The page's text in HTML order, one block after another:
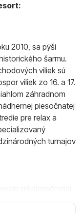
2010, sa pýši
šarmu.
viliek sú
viliek zo 16. a 17.
záhradnom
piesočnatej
pre relax a
turnajov